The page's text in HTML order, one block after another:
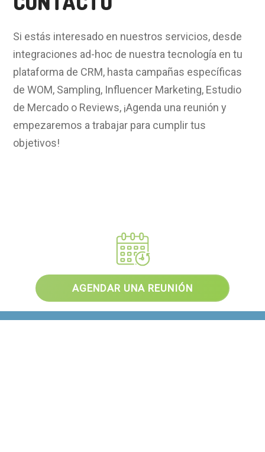
Si estás interesado en nuestros servicios, desde
integraciones ad-hoc de nuestra tecnología en tu
plataforma de CRM, hasta campañas específicas
de WOM, Sampling, Influencer Marketing, Estudio
de Mercado o Reviews, ¡Agenda una reunión y
empezaremos a trabajar para cumplir tus
objetivos!
AGENDAR UNA REUNIÓN